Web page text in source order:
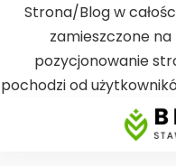
Strona/Blog w
zamieszczone
pozycjonowanie
pochodzi od